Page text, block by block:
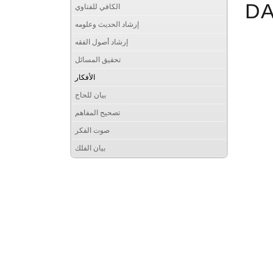
الكافي للفتاوي
إرشاد الحديث وعلومه
إرشاد أصول الفقه
تحقيق المسائل
الأفكار
بيان للحاج
تصحيح المفاهم
صوت الفكر
بيان الفلك